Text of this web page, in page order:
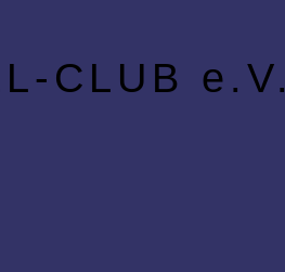
CLUB e.V.